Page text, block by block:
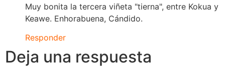
Muy bonita la tercera viñeta "tierna", entre Kokua y
Keawe. Enhorabuena, Cándido.
Responder
Deja una respuesta